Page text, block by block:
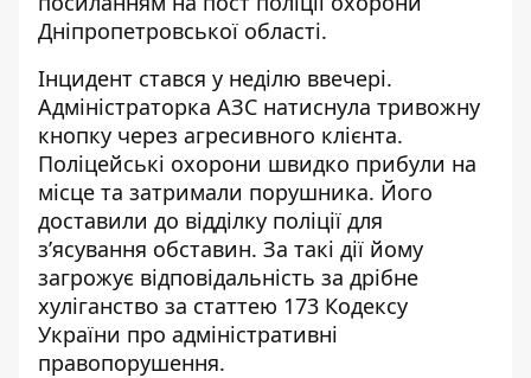
Дніпропетровської області.
Інцидент стався у неділю ввечері.
Адміністраторка АЗС натиснула тривожну
кнопку через агресивного клієнта.
Поліцейські охорони швидко прибули на
місце та затримали порушника. Його
доставили до відділку поліції для
з’ясування обставин. За такі дії йому
загрожує відповідальність за дрібне
хуліганство за статтею 173 Кодексу
України про адміністративні
правопорушення.